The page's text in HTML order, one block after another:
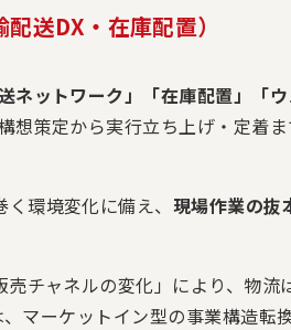
築サービス PoC構想実
ニュース
送DX・在庫配置）
ネットワーク」「在庫配置」「
想策定から実行立ち上げ・定着
環境変化に備え、 現場作業の抜
チャネルの変化」により、物流
マーケットイン型の事業構造転